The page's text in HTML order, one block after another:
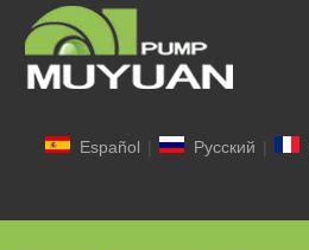
Español | Pусский |